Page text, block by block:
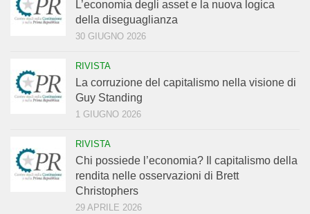
L’economia degli asset e la nuova logica
della diseguaglianza
30 GIUGNO 2026
RIVISTA
La corruzione del capitalismo nella visione di
Guy Standing
1 GIUGNO 2026
RIVISTA
Chi possiede l’economia? Il capitalismo della
rendita nelle osservazioni di Brett
Christophers
29 APRILE 2026